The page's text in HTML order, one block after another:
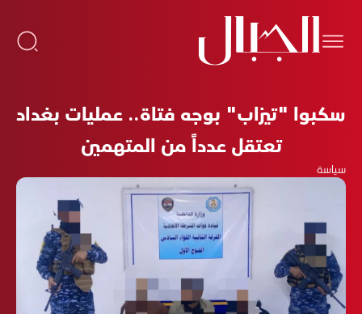
سكبوا "تيزاب" بوجه فتاة.. عمليات بغداد
تعتقل عدداً من المتهمين
سياسة